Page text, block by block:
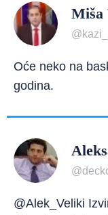
Miša
Oće neko na
godina.
@Alek_Veliki